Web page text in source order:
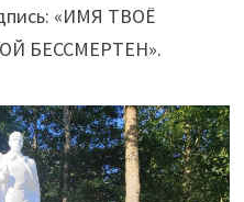
«ИМЯ ТВОЁ
БЕССМЕРТЕН».